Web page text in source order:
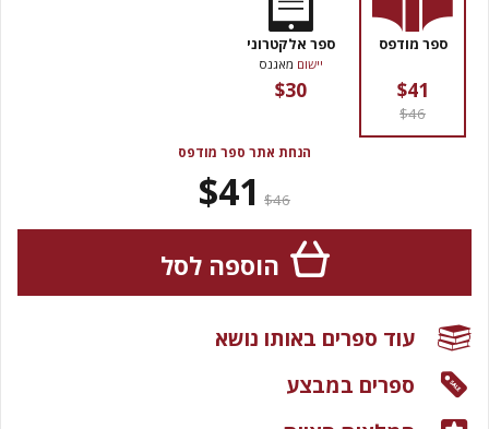
ספר מודפס
$41
$46
ספר אלקטרוני
יישום מאגנס
$30
הנחת אתר ספר מודפס
$46
$41
הוספה לסל
עוד ספרים באותו נושא
ספרים במבצע